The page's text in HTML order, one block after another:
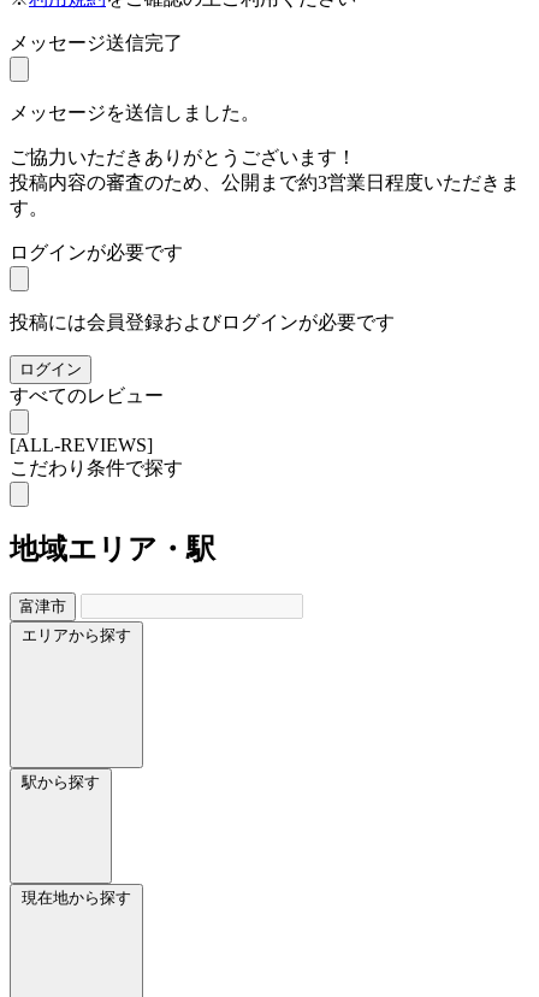
メッセージ送信完了
メッセージを送信しました。
ご協力いただきありがとうございます！
投稿内容の審査のため、公開まで約3営業日程度いただきま
す。
ログインが必要です
投稿には会員登録およびログインが必要です
ログイン
すべてのレビュー
[ALL-REVIEWS]
こだわり条件で探す
地域エリア・駅
富津市
エリアから探す
駅から探す
現在地から探す